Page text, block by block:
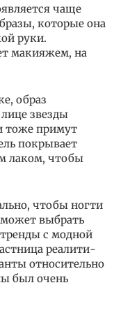
чаще
которые она
руки.
макияжем, на
образ
звезды
тоже примут
покрывает
лаком, чтобы
чтобы ногти
выбрать
с модной
реалити-
относительно
был очень